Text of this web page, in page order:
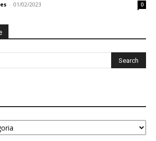
- 01/02/2023 0